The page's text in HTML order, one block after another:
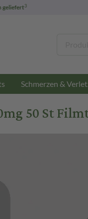
geliefert3
Schmerzen &
50 St